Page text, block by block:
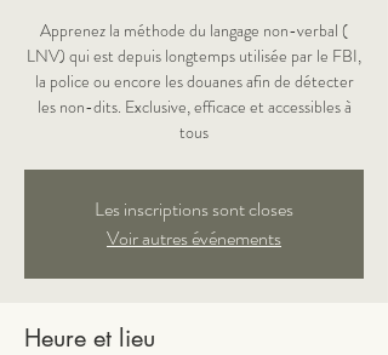
Apprenez la méthode du langage non-verbal (
LNV) qui est depuis longtemps utilisée par le FBI,
la police ou encore les douanes afin de détecter
les non-dits. Exclusive, efficace et accessibles à
Les inscriptions sont closes
Voir autres événements
Heure et lieu